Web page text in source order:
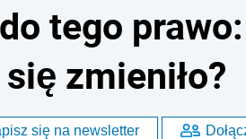
tego
zmieniło?
się na newsletter